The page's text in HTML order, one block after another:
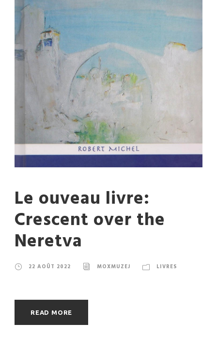
Le ouveau livre:
Crescent over the
Neretva
22 AOÛT 2022 MOXMUZEJ LIVRES
READ MORE